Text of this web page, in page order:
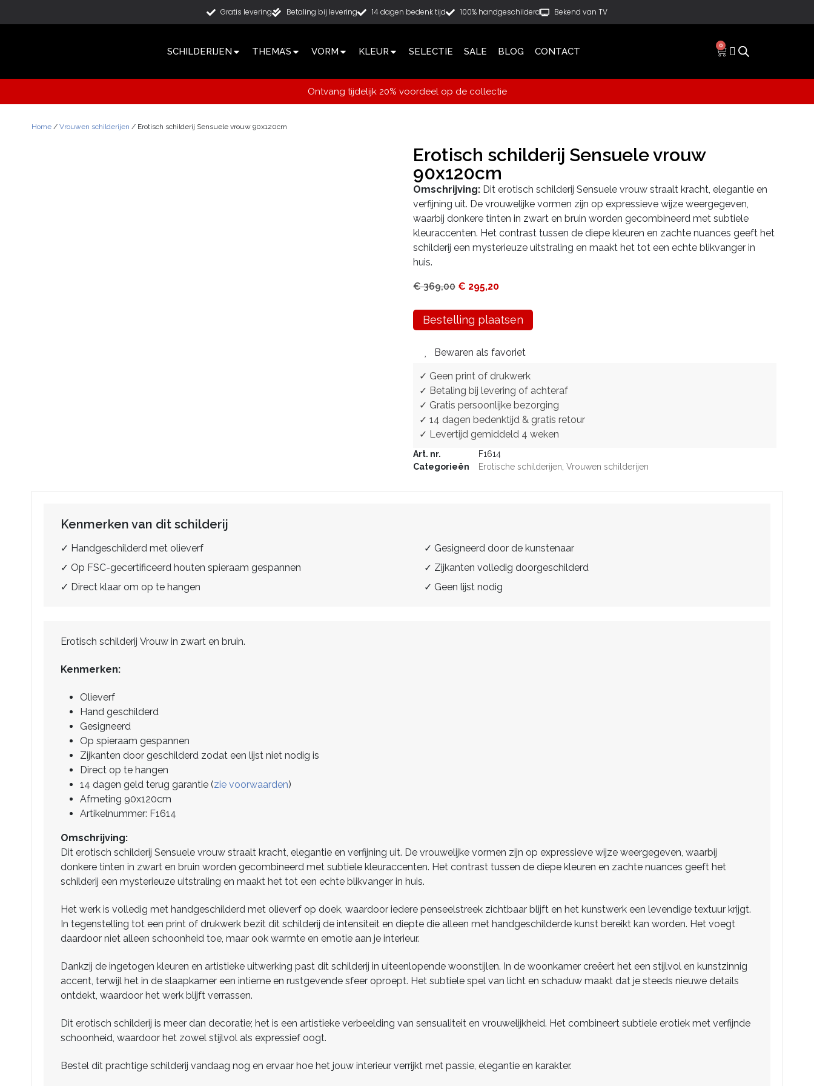
Gratis levering Betaling bij levering 14 dagen bedenk tijd 100% handgeschilderd Bekend van TV
SCHILDERIJEN THEMA’S VORM KLEUR SELECTIE SALE BLOG CONTACT
0
Ontvang tijdelijk 20% voordeel op de collectie
Home / Vrouwen schilderijen / Erotisch schilderij Sensuele vrouw 90x120cm
Erotisch schilderij Sensuele vrouw
90x120cm
Omschrijving: Dit erotisch schilderij Sensuele vrouw straalt kracht, elegantie en
verfijning uit. De vrouwelijke vormen zijn op expressieve wijze weergegeven,
waarbij donkere tinten in zwart en bruin worden gecombineerd met subtiele
kleuraccenten. Het contrast tussen de diepe kleuren en zachte nuances geeft het
schilderij een mysterieuze uitstraling en maakt het tot een echte blikvanger in
huis.
€369,00 € 295,20
Bestelling plaatsen
Bewaren als favoriet
✓ Geen print of drukwerk
✓ Betaling bij levering of achteraf
✓ Gratis persoonlijke bezorging
✓ 14 dagen bedenktijd & gratis retour
✓ Levertijd gemiddeld 4 weken
Art. nr.
F1614
Categorieën
Erotische schilderijen Vrouwen schilderijen
Kenmerken van dit schilderij
✓ Handgeschilderd met olieverf
✓ Gesigneerd door de kunstenaar
✓ Op FSC-gecertificeerd houten spieraam gespannen
✓ Zijkanten volledig doorgeschilderd
✓ Direct klaar om op te hangen
✓ Geen lijst nodig
Erotisch schilderij Vrouw in zwart en bruin.
Kenmerken:
Olieverf
Hand geschilderd
Gesigneerd
Op spieraam gespannen
Zijkanten door geschilderd zodat een lijst niet nodig is
Direct op te hangen
14 dagen geld terug garantie (zie voorwaarden)
Afmeting 90x120cm
Artikelnummer: F1614
Omschrijving:
Dit erotisch schilderij Sensuele vrouw straalt kracht, elegantie en verfijning uit. De vrouwelijke vormen zijn op expressieve wijze weergegeven, waarbij
donkere tinten in zwart en bruin worden gecombineerd met subtiele kleuraccenten. Het contrast tussen de diepe kleuren en zachte nuances geeft het
schilderij een mysterieuze uitstraling en maakt het tot een echte blikvanger in huis.
Het werk is volledig met handgeschilderd met olieverf op doek, waardoor iedere penseelstreek zichtbaar blijft en het kunstwerk een levendige textuur krijgt.
In tegenstelling tot een print of drukwerk bezit dit schilderij de intensiteit en diepte die alleen met handgeschilderde kunst bereikt kan worden. Het voegt
daardoor niet alleen schoonheid toe, maar ook warmte en emotie aan je interieur.
Dankzij de ingetogen kleuren en artistieke uitwerking past dit schilderij in uiteenlopende woonstijlen. In de woonkamer creëert het een stijlvol en kunstzinnig
accent, terwijl het in de slaapkamer een intieme en rustgevende sfeer oproept. Het subtiele spel van licht en schaduw maakt dat je steeds nieuwe details
ontdekt, waardoor het werk blijft verrassen.
Dit erotisch schilderij is meer dan decoratie; het is een artistieke verbeelding van sensualiteit en vrouwelijkheid. Het combineert subtiele erotiek met verfijnde
schoonheid, waardoor het zowel stijlvol als expressief oogt.
Bestel dit prachtige schilderij vandaag nog en ervaar hoe het jouw interieur verrijkt met passie, elegantie en karakter.